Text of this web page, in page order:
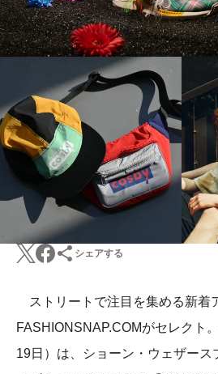
シェアする
ストリートで注目を集める新着
FASHIONSNAP.COMがセレクト
19日）は、ショーン・ウェザース